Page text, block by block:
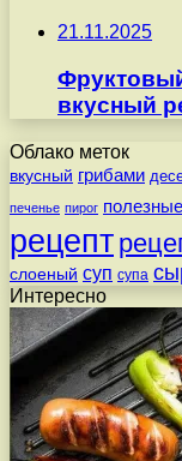
21.11.2025
вкусный
Облако меток
вкусный грибами
печенье пирог полезные
рецепт
слоеный суп супа
Интересно